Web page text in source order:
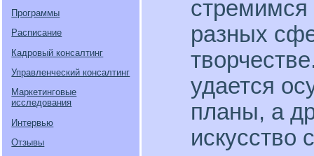
Программы
Расписание
Кадровый консалтинг
Управленческий консалтинг
Маркетинговые
исследования
Интервью
Отзывы
разных
удается
планы, а
искусство